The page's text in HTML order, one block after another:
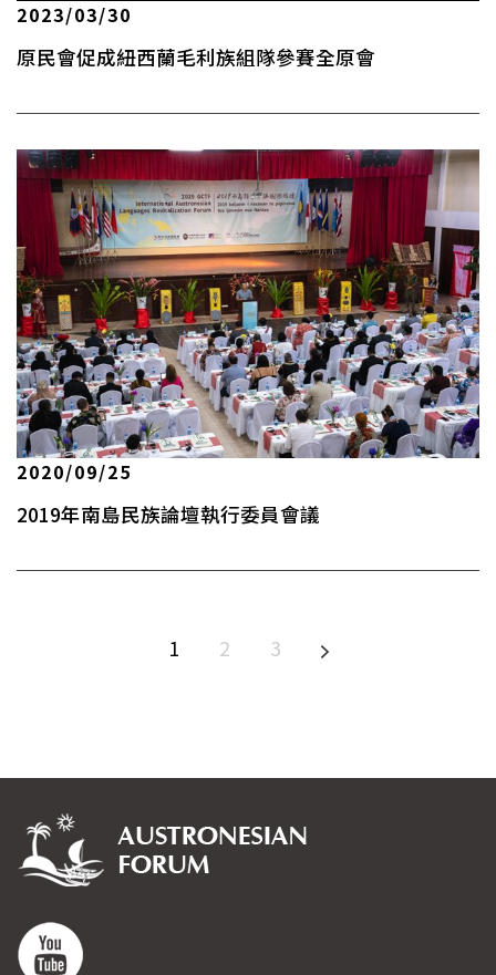
2023/03/30
原民會促成紐西蘭毛利族組隊參賽全原會
2020/09/25
2019年南島民族論壇執行委員會議
1 2 3